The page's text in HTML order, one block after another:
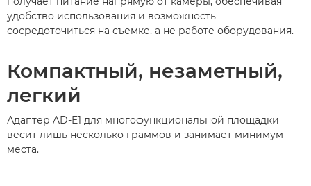
удобство использования и возможность
сосредоточиться на съемке, а не работе оборудования.
Компактный, незаметный,
легкий
Адаптер AD-E1 для многофункциональной площадки
весит лишь несколько граммов и занимает минимум
места.